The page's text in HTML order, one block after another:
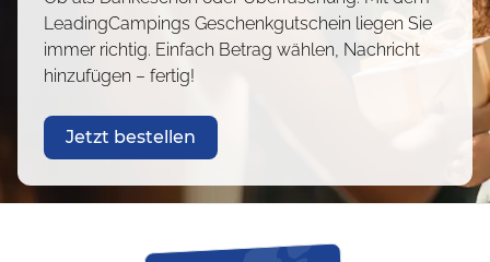
LeadingCampings Geschenkgutschein liegen Sie
immer richtig. Einfach Betrag wählen, Nachricht
hinzufügen – fertig!
Jetzt bestellen